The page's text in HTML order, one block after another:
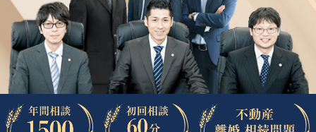
離婚（夫婦間トラブル）
企業法務
労働問題（解雇，残業等）
刑事弁護
離婚（夫婦間トラブル）
企業法務
労働問題（解雇，残業等）
刑事弁護